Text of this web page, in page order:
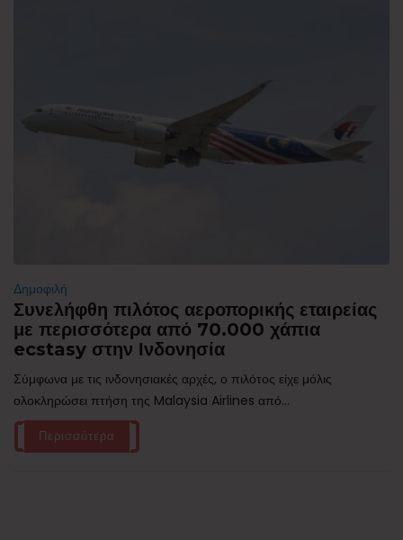
Δημοφιλή
Συνελήφθη πιλότος αεροπορικής εταιρείας
με περισσότερα από 70.000 χάπια
ecstasy στην Ινδονησία
Σύμφωνα με τις ινδονησιακές αρχές, ο πιλότος είχε μόλις
ολοκληρώσει πτήση της Malaysia Airlines από...
Περισσότερα